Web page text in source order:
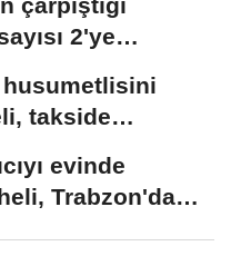
2'ye
takside
evinde
Trabzon'da